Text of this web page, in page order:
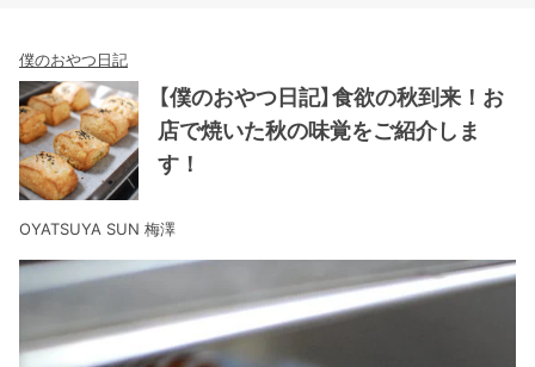
僕のおやつ日記
【僕のおやつ日記】食欲の秋到来！お
店で焼いた秋の味覚をご紹介しま
す！
OYATSUYA SUN 梅澤